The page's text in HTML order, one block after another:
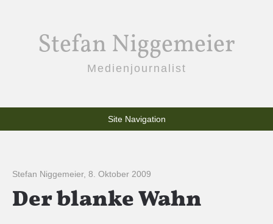
Stefan Niggemeier
Medienjournalist
Site Navigation
Stefan Niggemeier, 8. Oktober 2009
Der blanke Wahn